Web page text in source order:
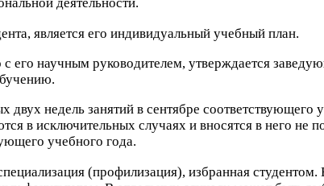
деятельности.
является его индивидуальный учебный план.
его научным руководителем, утверждается
двух недель занятий в сентябре соответствующего
в исключительных случаях и вносятся в него не
учебного года.
(профилизация), избранная